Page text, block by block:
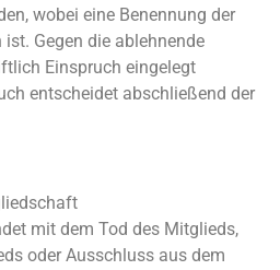
wobei eine Benennung der
Gegen die ablehnende
Einspruch eingelegt
entscheidet abschließend der
mit dem Tod des Mitglieds,
oder Ausschluss aus dem